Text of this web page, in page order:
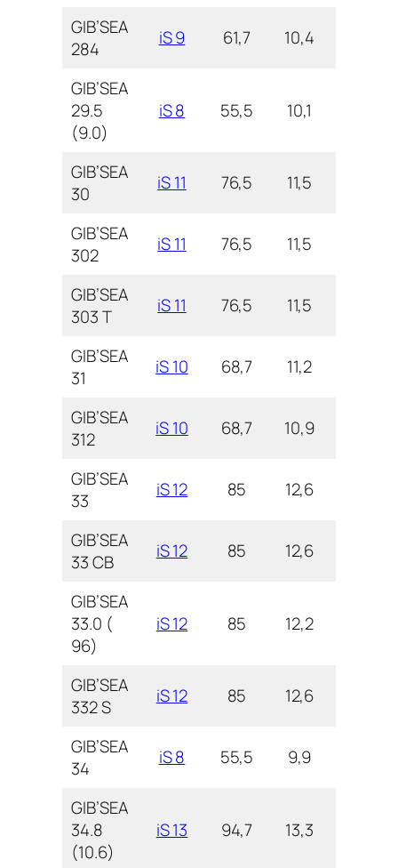
GIB’SEA
284
iS 9 61,7 10,4
GIB’SEA
29.5
(9.0)
iS 8 55,5 10,1
GIB’SEA
30
iS 11 76,5 11,5
GIB’SEA
302
iS 11 76,5 11,5
GIB’SEA
303 T
iS 11 76,5 11,5
GIB’SEA
31
iS 10 68,7 11,2
GIB’SEA
312
iS 10 68,7 10,9
GIB’SEA
33
iS 12 85 12,6
GIB’SEA
33 CB
iS 12 85 12,6
GIB’SEA
33.0 (
96)
iS 12 85 12,2
GIB’SEA
332 S
iS 12 85 12,6
GIB’SEA
34
iS 8 55,5 9,9
GIB’SEA
34.8
(10.6)
iS 13 94,7 13,3